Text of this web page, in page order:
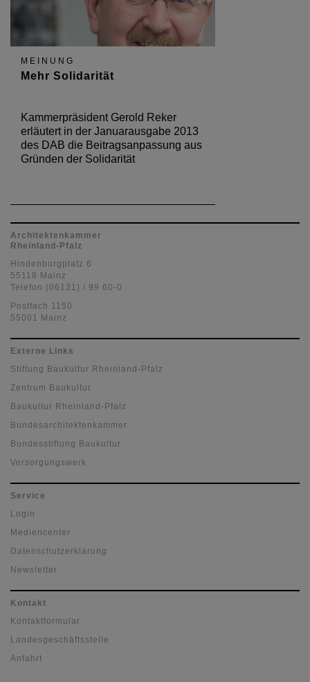
MEINUNG
Mehr Solidarität
Kammerpräsident Gerold Reker
erläutert in der Januarausgabe 2013
des DAB die Beitragsanpassung aus
Gründen der Solidarität
Architektenkammer
Rheinland-Pfalz
Hindenburgplatz 6
55118 Mainz
Telefon (06131) / 99 60-0
Postfach 1150
55001 Mainz
Externe Links
Stiftung Baukultur Rheinland-Pfalz
Zentrum Baukultur
Baukultur Rheinland-Pfalz
Bundesarchitektenkammer
Bundesstiftung Baukultur
Versorgungswerk
Service
Login
Mediencenter
Datenschutzerklärung
Newsletter
Kontakt
Kontaktformular
Landesgeschäftsstelle
Anfahrt